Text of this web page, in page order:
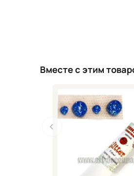
Вместе с этим